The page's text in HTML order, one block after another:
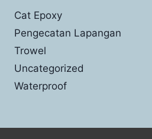
Cat Epoxy
Pengecatan Lapangan
Trowel
Uncategorized
Waterproof